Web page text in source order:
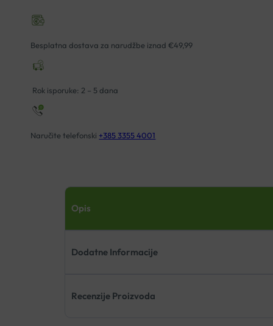
VITAMIN
VREĆICE
A20
količina
Besplatna dostava za narudžbe iznad €49,99
Rok isporuke: 2 – 5 dana
Naručite telefonski +385 3355 4001
Opis
Dodatne Informacije
Recenzije Proizvoda